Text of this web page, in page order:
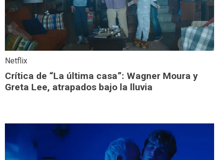
Netflix
Crítica de “La última casa”: Wagner Moura y
Greta Lee, atrapados bajo la lluvia